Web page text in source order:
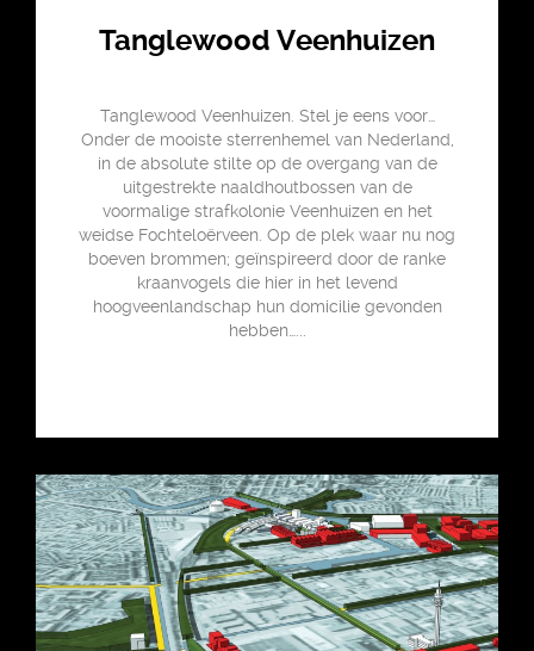
Tanglewood Veenhuizen
Tanglewood Veenhuizen. Stel je eens voor…
Onder de mooiste sterrenhemel van Nederland,
in de absolute stilte op de overgang van de
uitgestrekte naaldhoutbossen van de
voormalige strafkolonie Veenhuizen en het
weidse Fochteloërveen. Op de plek waar nu nog
boeven brommen; geïnspireerd door de ranke
kraanvogels die hier in het levend
hoogveenlandschap hun domicilie gevonden
hebben…...